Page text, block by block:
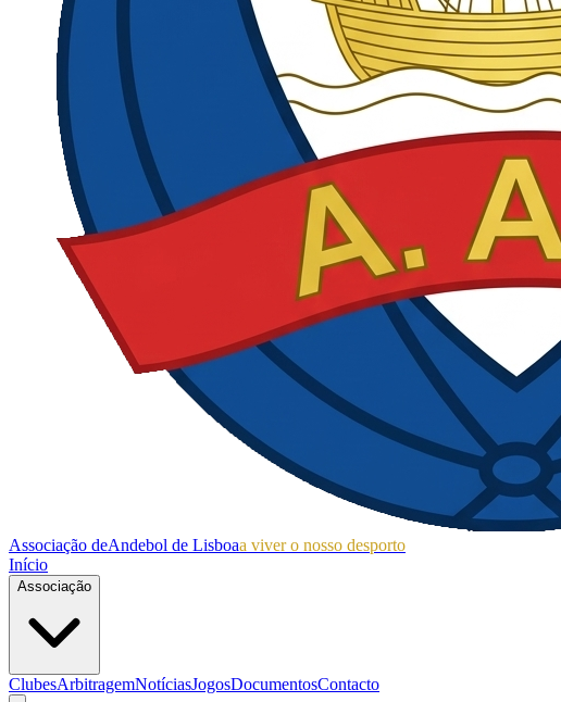
Associação deAndebol de Lisboaa viver o nosso desporto
Início
Associação
ClubesArbitragemNotíciasJogosDocumentosContacto